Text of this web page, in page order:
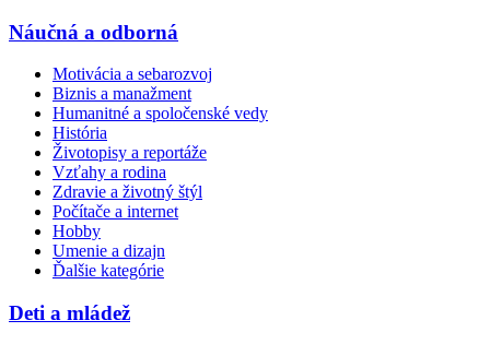
Náučná a odborná
Motivácia a sebarozvoj
Biznis a manažment
Humanitné a spoločenské vedy
História
Životopisy a reportáže
Vzťahy a rodina
Zdravie a životný štýl
Počítače a internet
Hobby
Umenie a dizajn
Ďalšie kategórie
Deti a mládež